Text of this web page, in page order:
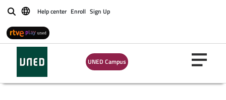
BuscarHelp center Enroll Sign Up
UNED Campus